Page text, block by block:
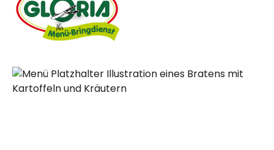
Bildergalerie überspringen